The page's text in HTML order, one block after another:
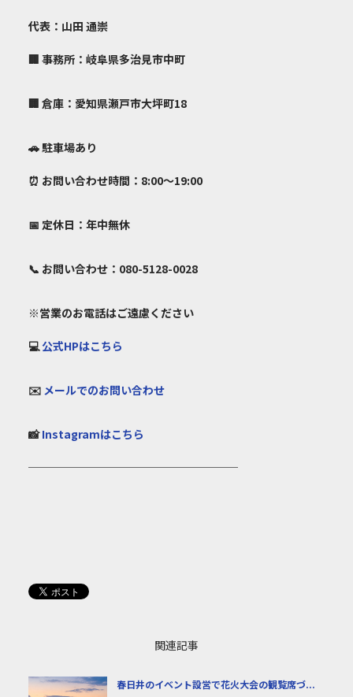
代表：山田 通崇
🏢 事務所：岐阜県多治見市中町
🏢 倉庫：愛知県瀬戸市大坪町18
🚗 駐車場あり
⏰ お問い合わせ時間：8:00～19:00
📅 定休日：年中無休
📞 お問い合わせ：080-5128-0028
※営業のお電話はご遠慮ください
💻公式HPはこちら
✉️ メールでのお問い合わせ
📸Instagramはこちら
───────────────────
関連記事
春日井のイベント設営で花火大会の観覧席づ...